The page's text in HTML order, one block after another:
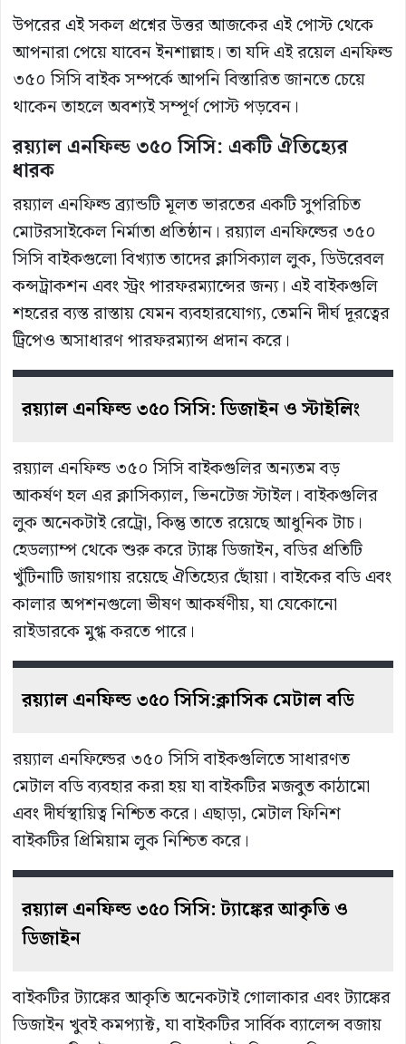
উপরের এই সকল প্রশ্নের উত্তর আজকের এই পোস্ট থেকে
আপনারা পেয়ে যাবেন ইনশাল্লাহ। তা যদি এই রয়েল এনফিল্ড
৩৫০ সিসি বাইক সম্পর্কে আপনি বিস্তারিত জানতে চেয়ে
থাকেন তাহলে অবশ্যই সম্পূর্ণ পোস্ট পড়বেন।
রয়্যাল এনফিল্ড ৩৫০ সিসি: একটি ঐতিহ্যের
ধারক
রয়্যাল এনফিল্ড ব্র্যান্ডটি মূলত ভারতের একটি সুপরিচিত
মোটরসাইকেল নির্মাতা প্রতিষ্ঠান। রয়্যাল এনফিল্ডের ৩৫০
সিসি বাইকগুলো বিখ্যাত তাদের ক্লাসিক্যাল লুক, ডিউরেবল
কন্সট্রাকশন এবং স্ট্রং পারফরম্যান্সের জন্য। এই বাইকগুলি
শহরের ব্যস্ত রাস্তায় যেমন ব্যবহারযোগ্য, তেমনি দীর্ঘ দূরত্বের
ট্রিপেও অসাধারণ পারফরম্যান্স প্রদান করে।
রয়্যাল এনফিল্ড ৩৫০ সিসি: ডিজাইন ও স্টাইলিং
রয়্যাল এনফিল্ড ৩৫০ সিসি বাইকগুলির অন্যতম বড়
আকর্ষণ হল এর ক্লাসিক্যাল, ভিনটেজ স্টাইল। বাইকগুলির
লুক অনেকটাই রেট্রো, কিন্তু তাতে রয়েছে আধুনিক টাচ।
হেডল্যাম্প থেকে শুরু করে ট্যাঙ্ক ডিজাইন, বডির প্রতিটি
খুঁটিনাটি জায়গায় রয়েছে ঐতিহ্যের ছোঁয়া। বাইকের বডি এবং
কালার অপশনগুলো ভীষণ আকর্ষণীয়, যা যেকোনো
রাইডারকে মুগ্ধ করতে পারে।
রয়্যাল এনফিল্ড ৩৫০ সিসি:ক্লাসিকমেটালবডি
রয়্যাল এনফিল্ডের ৩৫০ সিসি বাইকগুলিতে সাধারণত
মেটাল বডি ব্যবহার করা হয় যা বাইকটির মজবুত কাঠামো
এবং দীর্ঘস্থায়িত্ব নিশ্চিত করে। এছাড়া, মেটাল ফিনিশ
বাইকটির প্রিমিয়াম লুক নিশ্চিত করে।
রয়্যাল এনফিল্ড ৩৫০ সিসি: ট্যাঙ্কেরআকৃতিও
ডিজাইন
বাইকটির ট্যাঙ্কের আকৃতি অনেকটাই গোলাকার এবং ট্যাঙ্কের
ডিজাইন খুবই কমপ্যাক্ট, যা বাইকটির সার্বিক ব্যালেন্স বজায়